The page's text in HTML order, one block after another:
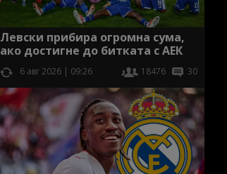
Левски прибира огромна сума,
ако достигне до битката с АЕК
6 авг 2026 | 09:26 18476 30